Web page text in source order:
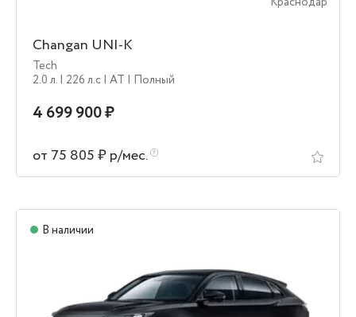
Changan UNI-K
Tech
2.0 л. | 226 л.c | AT | Полный
4 699 900 ₽
от 75 805 ₽ р/мес.
В наличии